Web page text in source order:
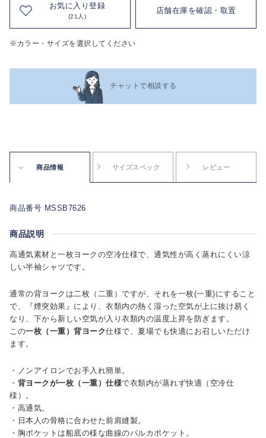
お気に入り登録
(21人)
店舗在庫を確認・取置
※カラー・サイズを選択してください
チャットで相談する
商品情報 サイズスペック レビュー
商品番号 MSSB7626
商品説明
高通気素材と一枚ヨークの空冷仕様で、通気性が高く蒸れにくい涼
しい半袖シャツです。
通常の背ヨークは二枚（二重）ですが、それを一枚(一重)にすること
で、『煙突効果』により、衣類内の熱く湿った空気が上に抜け易く
なり、下から新しい空気が入り衣類内の温度上昇を防ぎます。
この一枚（一重）背ヨーク仕様で、夏場でも快適にお召しいただけ
ます。
・ノンアイロンでお手入れ簡単。
・ 背ヨークが一枚（一重）仕様で衣類内が蒸れず快適（空冷仕
様）。
・高通気。
・日本人の骨格に合わせた前肩縫製。
・胸ポケットは船底の様な曲線のバルカポケット。